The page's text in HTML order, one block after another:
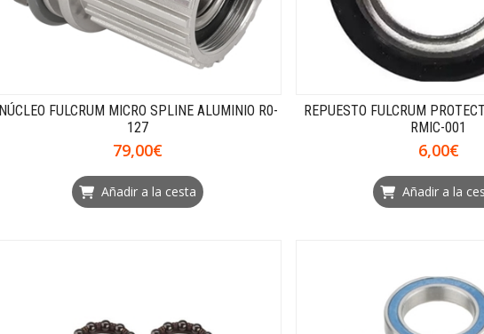
NÚCLEO FULCRUM MICRO SPLINE ALUMINIO R0-
127
79,00€
Añadir a la cesta
REPUESTO FULCRUM
RMIC-001
6,00€
Añadir a la